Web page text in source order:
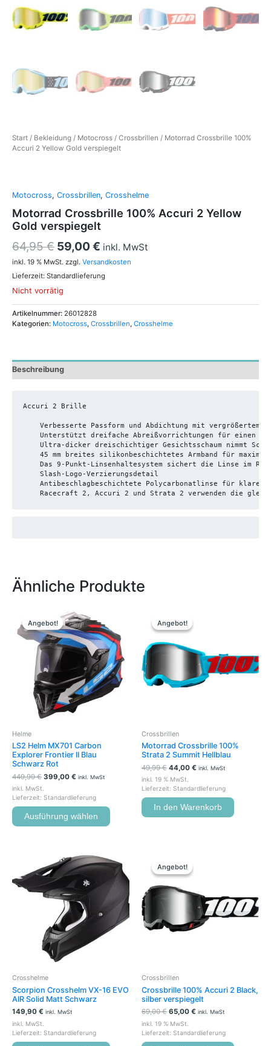
Start / Bekleidung / Motocross / Crossbrillen / Motorrad Crossbrille 100%
Accuri 2 Yellow Gold verspiegelt
Motocross, Crossbrillen, Crosshelme
Motorrad Crossbrille 100% Accuri 2 Yellow
Gold verspiegelt
64,95€ 59,00€ inkl. MwSt
inkl. 19 % MwSt. zzgl. Versandkosten
Lieferzeit: Standardlieferung
Nicht vorrätig
Artikelnummer: 26012828
Kategorien: Motocross, Crossbrillen, Crosshelme
Beschreibung
Accuri 2 Brille
Verbesserte Passform und Abdichtung mit vergrößertem
Unterstützt dreifache Abreißvorrichtungen für einen
Ultra-dicker dreischichtiger Gesichtsschaum nimmt
45 mm breites silikonbeschichtetes Armband für
Das 9-Punkt-Linsenhaltesystem sichert die Linse im
    Slash-Logo-Verzierungsdetail
Antibeschlagbeschichtete Polycarbonatlinse für klare
Racecraft 2, Accuri 2 und Strata 2 verwenden die
Ähnliche Produkte
Angebot!
Angebot!
Helme
LS2 Helm MX701 Carbon
Explorer Frontier II Blau
Schwarz Rot
449,99€
war:
449,99 €
399,00 €
Preis
ist:
399,00 €.
inkl. MwSt
inkl. MwSt.
Lieferzeit: Standardlieferung
Ausführung wählen
weist
mehrere
Varianten
auf.
Die
Optionen
Produktseite
Angebot!
Angebot!
Crossbrillen
Motorrad Crossbrille 100%
Strata 2 Summit Hellblau
49,99€
war:
49,99 €
44,00 € inkl. MwSt
inkl. 19 % MwSt.
Lieferzeit: Standardlieferung
In den Warenkorb
Crosshelme
Scorpion Crosshelm VX-16 EVO
AIR Solid Matt Schwarz
149,90 € inkl. MwSt
inkl. MwSt.
Lieferzeit: Standardlieferung
Produkt
weist
mehrere
Varianten
auf.
Die
Produktseite
gewählt
Angebot!
Angebot!
Crossbrillen
Crossbrille 100% Accuri 2 Black,
silber verspiegelt
69,00€
war:
69,00 €
65,00 € inkl. MwSt
inkl. 19 % MwSt.
Lieferzeit: Standardlieferung